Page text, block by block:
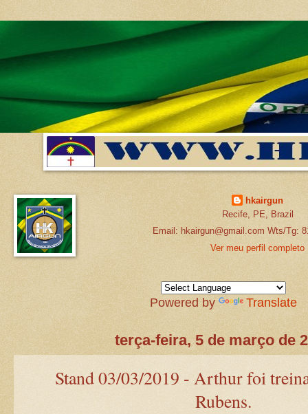
hkairgun
Recife, PE, Brazil
Email: hkairgun@gmail.com Wts/Tg:
Ver meu perfil completo
Powered by Translate
terça-feira, 5 de março de
Stand 03/03/2019 - Arthur foi
Rubens.